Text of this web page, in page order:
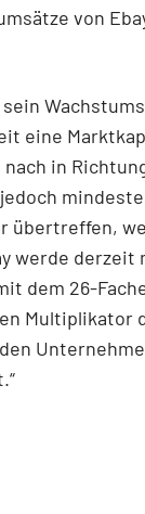
von
sein
eine
in
übertreffen,
werde derzeit
dem 26-
Multiplikator